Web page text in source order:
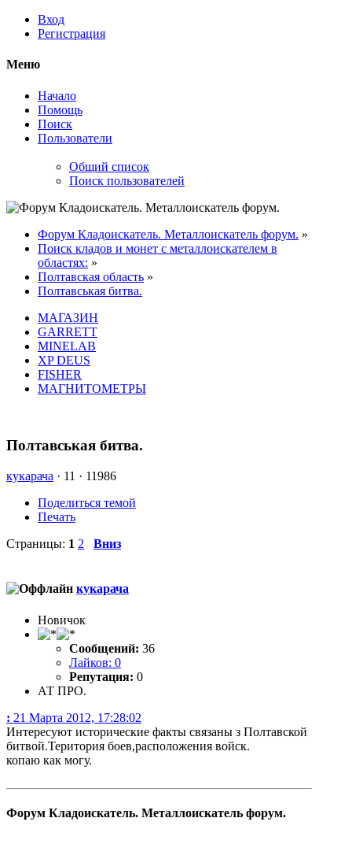
Вход
Регистрация
Меню
Начало
Помощь
Поиск
Пользователи
Общий список
Поиск пользователей
Форум Кладоискатель. Металлоискатель форум. »
Поиск кладов и монет с металлоискателем в
областях: »
Полтавская область »
Полтавськая битва.
МАГАЗИН
GARRETT
MINELAB
XP DEUS
FISHER
МАГНИТОМЕТРЫ
Полтавськая битва.
кукарача · 11 · 11986
Поделиться темой
Печать
Страницы: 1 2 Вниз
кукарача
Новичок
Сообщений: 36
Лайков: 0
Репутация: 0
АТ ПРО.
: 21 Марта 2012, 17:28:02
Интересуют исторические факты связаны з Полтавской
битвой.Територия боев,расположения войск.
копаю как могу.
Форум Кладоискатель. Металлоискатель форум.